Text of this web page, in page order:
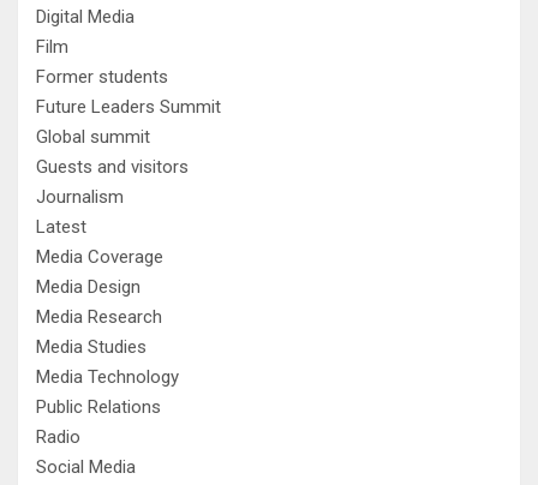
Digital Media
Film
Former students
Future Leaders Summit
Global summit
Guests and visitors
Journalism
Latest
Media Coverage
Media Design
Media Research
Media Studies
Media Technology
Public Relations
Radio
Social Media